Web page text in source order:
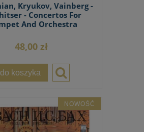
Kryukov, Vainberg -
- Concertos For
And Orchestra
48,00 zł
do koszyka
NOWOŚĆ